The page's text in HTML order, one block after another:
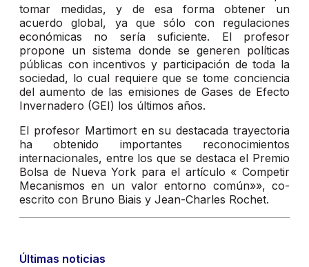
tomar medidas, y de esa forma obtener un
acuerdo global, ya que sólo con regulaciones
económicas no sería suficiente. El profesor
propone un sistema donde se generen políticas
públicas con incentivos y participación de toda la
sociedad, lo cual requiere que se tome conciencia
del aumento de las emisiones de Gases de Efecto
Invernadero (GEI) los últimos años.
El profesor Martimort en su destacada trayectoria
ha obtenido importantes reconocimientos
internacionales, entre los que se destaca el Premio
Bolsa de Nueva York para el artículo « Competir
Mecanismos en un valor entorno común»», co-
escrito con Bruno Biais y Jean-Charles Rochet.
Últimas noticias